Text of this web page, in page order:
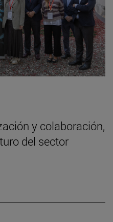
y colaboración,
del sector